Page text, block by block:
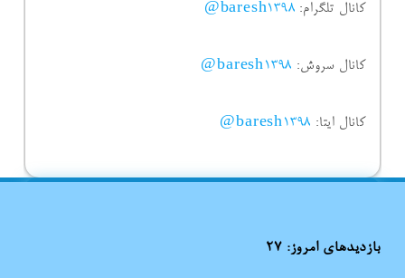
کانال تلگرام: baresh1398@
کانال سروش: baresh1398@
کانال ایتا: baresh1398@
بازدیدهای امروز:27